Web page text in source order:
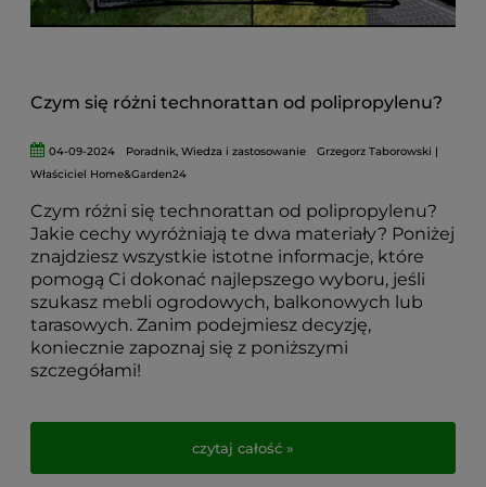
Czym się różni technorattan od polipropylenu?
04-09-2024 Poradnik,Wiedza i zastosowanie
Grzegorz Taborowski |
Właściciel Home&Garden24
Czym różni się technorattan od polipropylenu?
Jakie cechy wyróżniają te dwa materiały? Poniżej
znajdziesz wszystkie istotne informacje, które
pomogą Ci dokonać najlepszego wyboru, jeśli
szukasz mebli ogrodowych, balkonowych lub
tarasowych. Zanim podejmiesz decyzję,
koniecznie zapoznaj się z poniższymi
szczegółami!
czytaj całość »